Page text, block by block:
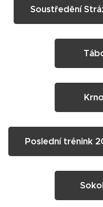
Soustředění
Poslední trénink